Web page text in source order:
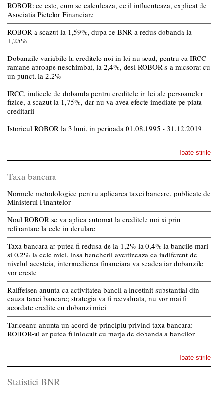
ROBOR: ce este, cum se calculeaza, ce il influenteaza, explicat de
Asociatia Pietelor Financiare
ROBOR a scazut la 1,59%, dupa ce BNR a redus dobanda la
1,25%
Dobanzile variabile la creditele noi in lei nu scad, pentru ca IRCC
ramane aproape neschimbat, la 2,4%, desi ROBOR s-a micsorat cu
un punct, la 2,2%
IRCC, indicele de dobanda pentru creditele in lei ale persoanelor
fizice, a scazut la 1,75%, dar nu va avea efecte imediate pe piata
creditarii
Istoricul ROBOR la 3 luni, in perioada 01.08.1995 - 31.12.2019
Toate stirile
Taxa bancara
Normele metodologice pentru aplicarea taxei bancare, publicate de
Ministerul Finantelor
Noul ROBOR se va aplica automat la creditele noi si prin
refinantare la cele in derulare
Taxa bancara ar putea fi redusa de la 1,2% la 0,4% la bancile mari
si 0,2% la cele mici, insa bancherii avertizeaza ca indiferent de
nivelul acesteia, intermedierea financiara va scadea iar dobanzile
vor creste
Raiffeisen anunta ca activitatea bancii a incetinit substantial din
cauza taxei bancare; strategia va fi reevaluata, nu vor mai fi
acordate credite cu dobanzi mici
Tariceanu anunta un acord de principiu privind taxa bancara:
ROBOR-ul ar putea fi inlocuit cu marja de dobanda a bancilor
Toate stirile
Statistici BNR